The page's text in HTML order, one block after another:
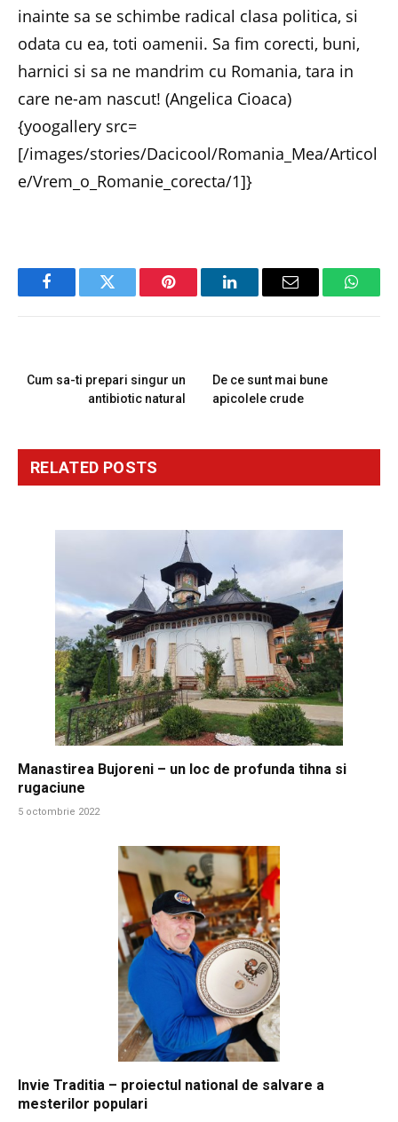
inainte sa se schimbe radical clasa politica, si
odata cu ea, toti oamenii. Sa fim corecti, buni,
harnici si sa ne mandrim cu Romania, tara in
care ne-am nascut! (Angelica Cioaca)
{yoogallery src=
[/images/stories/Dacicool/Romania_Mea/Articol
e/Vrem_o_Romanie_corecta/1]}
FacebookTwitter Pinterest LinkedInEmail
Cum sa-ti prepari singur un
antibiotic natural
De ce sunt mai bune
apicolele crude
RELATED POSTS
Manastirea Bujoreni – un loc de profunda tihna si
rugaciune
5 octombrie 2022
Invie Traditia – proiectul national de salvare a
mesterilor populari